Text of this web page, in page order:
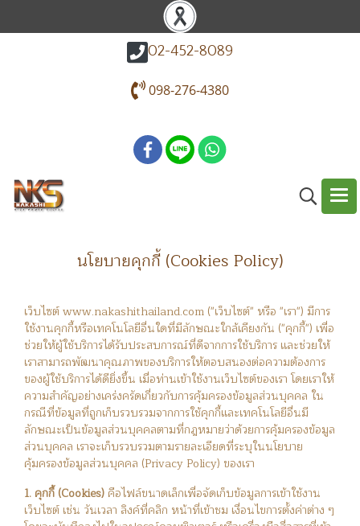
02-452-8089
098-276-4380
นโยบายคุกกี้ (Cookies Policy)
เว็บไซต์ www.nakashithailand.com ("เว็บไซต์" หรือ "เรา") มีการ
ใช้งานคุกกี้หรือเทคโนโลยีอื่นใดที่มีลักษณะใกล้เคียงกัน ("คุกกี้") เพื่อ
ช่วยให้ผู้ใช้บริการได้รับประสบการณ์ที่ดีจากการใช้บริการ และช่วยให้
เราสามารถพัฒนาคุณภาพของบริการให้ตอบสนองต่อความต้องการ
ของผู้ใช้บริการได้ดียิ่งขึ้น เมื่อท่านเข้าใช้งานเว็บไซต์ของเรา โดยเราให้
ความสำคัญอย่างเคร่งครัดเกี่ยวกับการคุ้มครองข้อมูลส่วนบุคคล ใน
กรณีที่ข้อมูลที่ถูกเก็บรวบรวมจากการใช้คุกกี้และเทคโนโลยีอื่นมี
ลักษณะเป็นข้อมูลส่วนบุคคลตามที่กฎหมายว่าด้วยการคุ้มครองข้อมูล
ส่วนบุคคล เราจะเก็บรวบรวมตามรายละเอียดที่ระบุในนโยบาย
คุ้มครองข้อมูลส่วนบุคคล (Privacy Policy) ของเรา
1. คุกกี้ (Cookies) คือไฟล์ขนาดเล็กเพื่อจัดเก็บข้อมูลการเข้าใช้งาน
เว็บไซต์ เช่น วันเวลา ลิงค์ที่คลิก หน้าที่เข้าชม เงื่อนไขการตั้งค่าต่าง ๆ